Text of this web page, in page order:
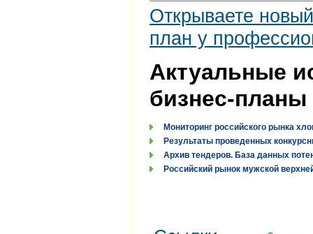
Открываете
план у
Актуальные
бизнес-планы
Мониторинг российского рынка
Результаты проведенных
Архив тендеров. База данных
Российский рынок мужской